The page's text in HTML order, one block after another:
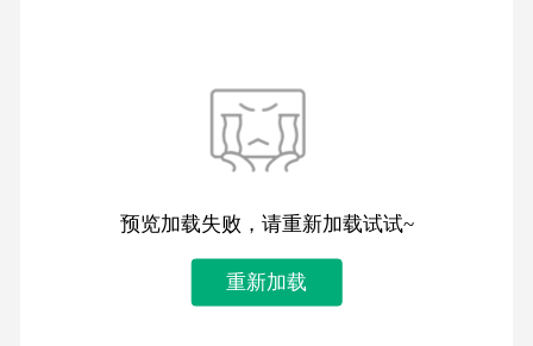
预览加载失败，请重新加载试试~
重新加载